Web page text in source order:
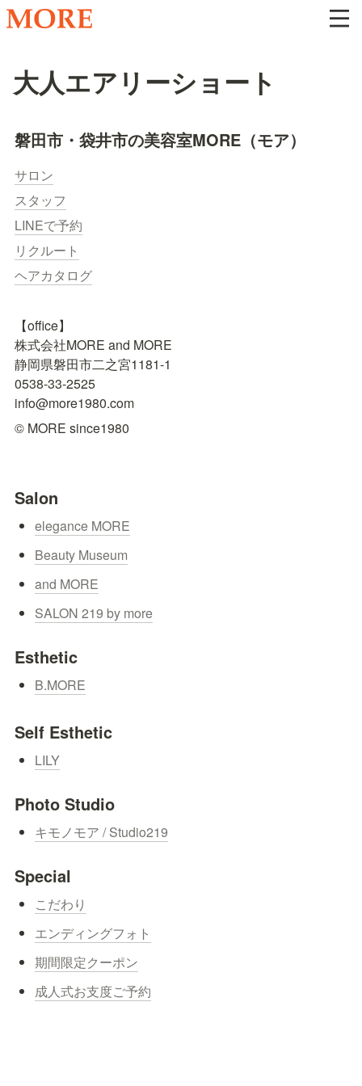
大人エアリーショート
磐田市・袋井市の美容室MORE（モア）
サロン
スタッフ
LINEで予約
リクルート
ヘアカタログ
【office】
株式会社MORE and MORE
静岡県磐田市二之宮1181-1
0538-33-2525
info@more1980.com
© MORE since1980
Salon
elegance MORE
Beauty Museum
and MORE
SALON 219 by more
Esthetic
B.MORE
Self Esthetic
LILY
Photo Studio
キモノモア / Studio219
Special
こだわり
エンディングフォト
期間限定クーポン
成人式お支度ご予約